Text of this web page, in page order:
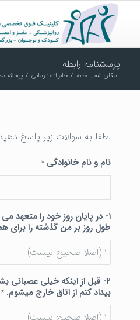
پرسشنامه رابطه
مکان شما: خانه / خانواده درمانی /
لطفا به سوالات زیر پاسخ
نام و نام خانوادگی *
۱- در پایان روز خود را متعهد
طول روز بر من گذشته را برای
۲- قبل از اینکه خیلی عصبانی
بیداد کنم از اتاق خارج میشوم. *